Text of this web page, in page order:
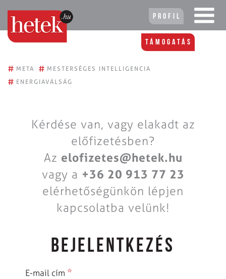
Profil
Támogatás
# META # MESTERSÉGES INTELLIGENCIA
# ENERGIAVÁLSÁG
Kérdése van, vagy elakadt az
előfizetésben?
Az elofizetes@hetek.hu
vagy a +36 20 913 77 23
elérhetőségünkön lépjen
kapcsolatba velünk!
BEJELENTKEZÉS
E-mail cím *